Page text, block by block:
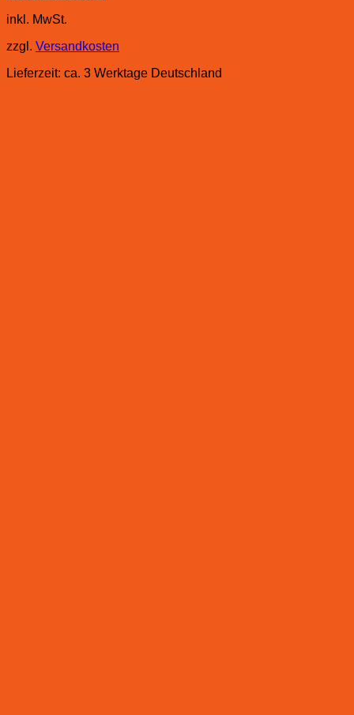
inkl. MwSt.
zzgl. Versandkosten
Lieferzeit: ca. 3 Werktage Deutschland